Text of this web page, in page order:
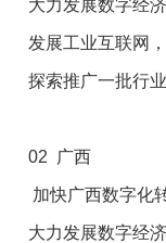
大力发展数字经
发展工业互联网
探索推广一批行
02 广西
加快广西数字化
大力发展数字经